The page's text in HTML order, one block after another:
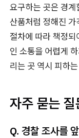
요구하는 곳은 경
산품처럼 정해진
절차에 따라 책정
인 소통을 어렵게
리는 곳 역시 피하
자주 묻는
Q. 경찰 조사를